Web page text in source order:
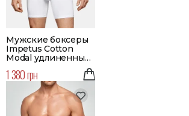
Мужские боксеры
Impetus Cotton
Modal удлиненные |
1 380 грн